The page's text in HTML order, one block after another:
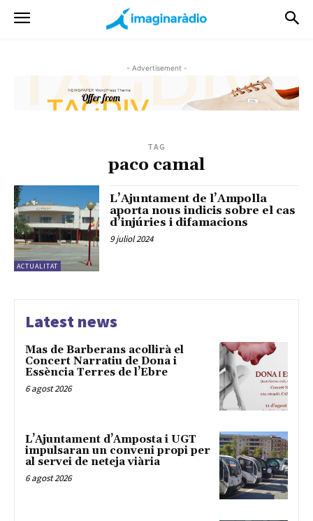
- Advertisement -
TAG
paco camal
ACTUALITAT
L’Ajuntament de l’Ampolla
aporta nous indicis sobre el cas
d’injúries i difamacions
9 juliol 2024
Latest news
Mas de Barberans acollirà el
Concert Narratiu de Dona i
Essència Terres de l’Ebre
6 agost 2026
L’Ajuntament d’Amposta i UGT
impulsaran un conveni propi per
al servei de neteja viària
6 agost 2026